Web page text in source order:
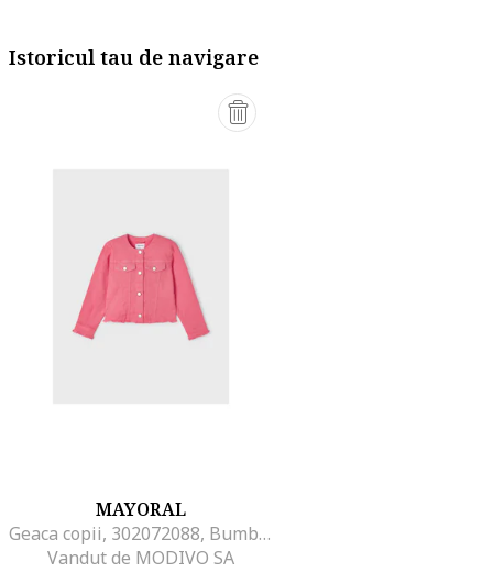
Istoricul tau de navigare
MAYORAL
Geaca copii, 302072088, Bumbac, Roz, Roz
Vandut de MODIVO SA